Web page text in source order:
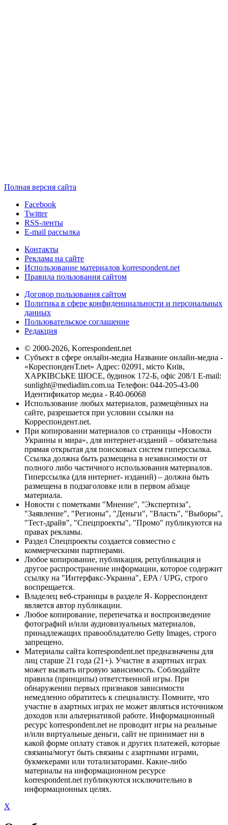
Полная версия сайта
Facebook
Twitter
RSS-ленты
E-mail рассылка
Контакты
Реклама на сайте
Использование материалов korrespondent.net
Правила пользования сайтом
Договор пользования сайтом
Политика в сфере конфиденциальности и персональных
данных
Пользовательское соглашение
Редакция
© 2000-2026, Korrespondent.net
Субъект в сфере онлайн-медиа Название онлайн-медиа -
«КореспонденТ.net» Адрес: 02091, місто Київ,
ХАРКІВСЬКЕ ШОСЕ, будинок 172-Б, офіс 208/1 E-mail:
sunlight@mediadim.com.ua Телефон: 044-205-43-00
Идентификатор медиа - R40-06068
Использование любых материалов, размещённых на
сайте, разрешается при условии ссылки на
Корреспондент.net.
При копировании материалов со страницы «Новости
Украины и мира», для интернет-изданий – обязательна
прямая открытая для поисковых систем гиперссылка.
Ссылка должна быть размещена в независимости от
полного либо частичного использования материалов.
Гиперссылка (для интернет- изданий) – должна быть
размещена в подзаголовке или в первом абзаце
материала.
Новости с пометками "Мнение", "Экспертиза",
"Заявление", "Регионы", "Деньги", "Власть", "Выборы",
"Тест-драйв", "Спецпроекты", "Промо" публикуются на
правах рекламы.
Раздел Спецпроекты создается совместно с
коммерческими партнерами.
Любое копирование, публикация, републикация и
другое распространение информации, которое содержит
ссылку на "Интерфакс-Украина", EPA / UPG, строго
воспрещается.
Владелец веб-страницы в разделе Я- Корреспондент
является автор публикации.
Любое копирование, перепечатка и воспроизведение
фотографий и/или аудиовизуальных материалов,
принадлежащих правообладателю Getty Images, строго
запрещено.
Материалы сайта korrespondent.net предназначены для
лиц старше 21 года (21+). Участие в азартных играх
может вызвать игровую зависимость. Соблюдайте
правила (принципы) ответственной игры. При
обнаружении первых признаков зависимости
немедленно обратитесь к специалисту. Помните, что
участие в азартных играх не может являться источником
доходов или альтернативой работе. Информационный
ресурс korrespondent.net не проводит игры на реальные
и/или виртуальные деньги, сайт не принимает ни в
какой форме оплату ставок и других платежей, которые
связаны/могут быть связаны с азартными играми,
букмекерами или тотализаторами. Какие-либо
материалы на информационном ресурсе
korrespondent.net публикуются исключительно в
информационных целях.
X